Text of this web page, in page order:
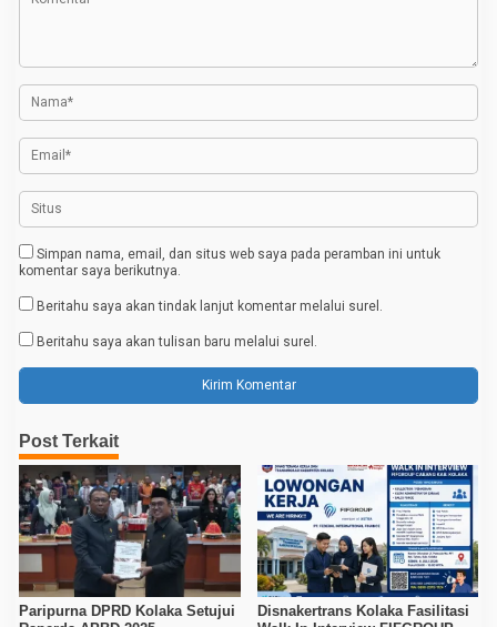
p
o
s
Simpan nama, email, dan situs web saya pada peramban ini untuk
komentar saya berikutnya.
Beritahu saya akan tindak lanjut komentar melalui surel.
Beritahu saya akan tulisan baru melalui surel.
Post Terkait
Paripurna DPRD Kolaka Setujui
Disnakertrans Kolaka Fasilitasi